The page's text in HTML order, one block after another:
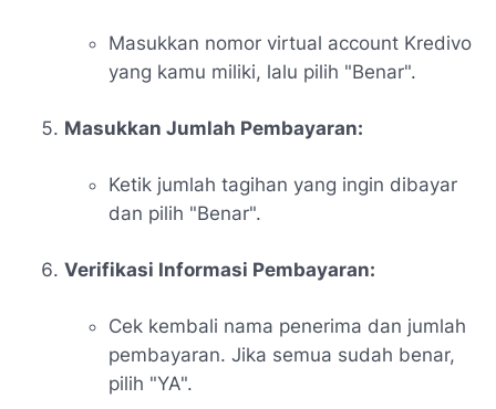
Masukkan nomor virtual account Kredivo
yang kamu miliki, lalu pilih "Benar".
Masukkan Jumlah Pembayaran:
Ketik jumlah tagihan yang ingin dibayar
dan pilih "Benar".
Verifikasi Informasi Pembayaran:
Cek kembali nama penerima dan jumlah
pembayaran. Jika semua sudah benar,
pilih "YA".